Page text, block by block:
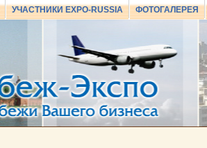
УЧАСТНИКИ EXPO-RUSSIA ФОТОГАЛЕРЕЯ